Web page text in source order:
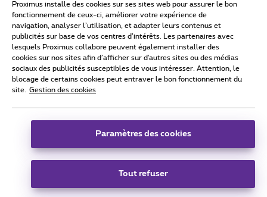
Conditions d'utilisation Accessibility statement
Tous droits réservés. © 2026 Proximus
Conditions générales, info consommateur
Coordonnées de l’entreprise
Boulevard du Roi Albert II 27 - B-1030 Bruxelles.
Proximus installe des cookies sur ses sites web pour assurer le bon
fonctionnement de ceux-ci, améliorer votre expérience de
navigation, analyser l’utilisation, et adapter leurs contenus et
publicités sur base de vos centres d’intérêts. Les partenaires avec
lesquels Proximus collabore peuvent également installer des
cookies sur nos sites afin d’afficher sur d'autres sites ou des médias
sociaux des publicités susceptibles de vous intéresser. Attention, le
blocage de certains cookies peut entraver le bon fonctionnement du
site.
Gestion des cookies
Paramètres des cookies
Tout refuser